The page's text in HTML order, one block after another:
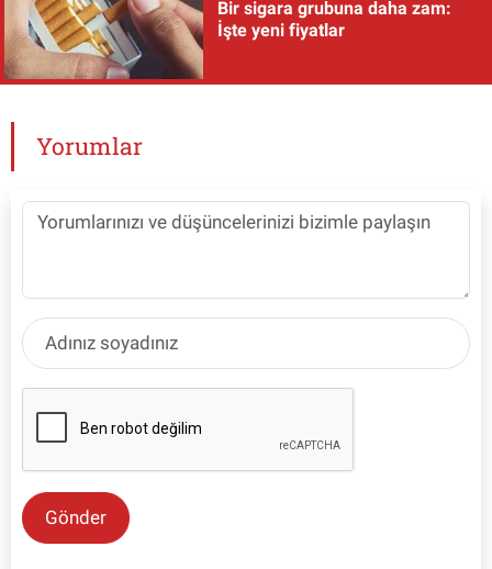
Bir sigara grubuna daha zam:
İşte yeni fiyatlar
Yorumlar
Gönder